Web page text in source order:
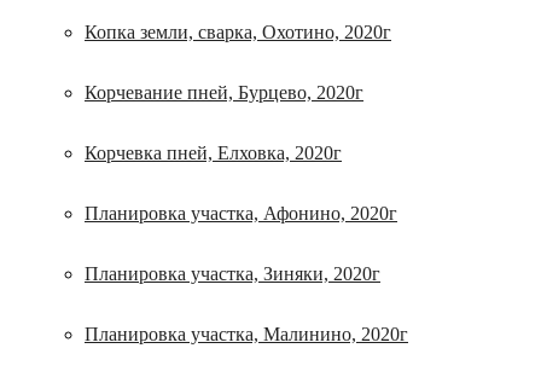
Копка земли, сварка, Охотино, 2020г
Корчевание пней, Бурцево, 2020г
Корчевка пней, Елховка, 2020г
Планировка участка, Афонино, 2020г
Планировка участка, Зиняки, 2020г
Планировка участка, Малинино, 2020г